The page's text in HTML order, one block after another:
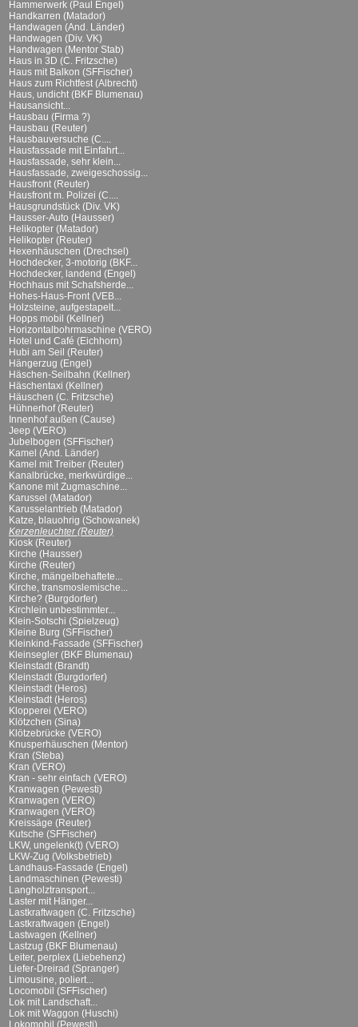
Hammerwerk (Paul Engel)
Handkarren (Matador)
Handwagen (And. Länder)
Handwagen (Div. VK)
Handwagen (Mentor Stab)
Haus in 3D (C. Fritzsche)
Haus mit Balkon (SFFischer)
Haus zum Richtfest (Albrecht)
Haus, undicht (BKF Blumenau)
Hausansicht...
Hausbau (Firma ?)
Hausbau (Reuter)
Hausbauversuche (C....
Hausfassade mit Einfahrt...
Hausfassade, sehr klein...
Hausfassade, zweigeschossig...
Hausfront (Reuter)
Hausfront m. Polizei (C....
Hausgrundstück (Div. VK)
Hausser-Auto (Hausser)
Helikopter (Matador)
Helikopter (Reuter)
Hexenhäuschen (Drechsel)
Hochdecker, 3-motorig (BKF...
Hochdecker, landend (Engel)
Hochhaus mit Schafsherde...
Hohes-Haus-Front (VEB...
Holzsteine, aufgestapelt...
Hopps mobil (Kellner)
Horizontalbohrmaschine (VERO)
Hotel und Café (Eichhorn)
Hubi am Seil (Reuter)
Hängerzug (Engel)
Häschen-Seilbahn (Kellner)
Häschentaxi (Kellner)
Häuschen (C. Fritzsche)
Hühnerhof (Reuter)
Innenhof außen (Cause)
Jeep (VERO)
Jubelbogen (SFFischer)
Kamel (And. Länder)
Kamel mit Treiber (Reuter)
Kanalbrücke, merkwürdige...
Kanone mit Zugmaschine...
Karussel (Matador)
Karusselantrieb (Matador)
Katze, blauohrig (Schowanek)
Kerzenleuchter (Reuter)
Kiosk (Reuter)
Kirche (Hausser)
Kirche (Reuter)
Kirche, mängelbehaftete...
Kirche, transmoslemische...
Kirche? (Burgdorfer)
Kirchlein unbestimmter...
Klein-Sotschi (Spielzeug)
Kleine Burg (SFFischer)
Kleinkind-Fassade (SFFischer)
Kleinsegler (BKF Blumenau)
Kleinstadt (Brandt)
Kleinstadt (Burgdorfer)
Kleinstadt (Heros)
Kleinstadt (Heros)
Klopperei (VERO)
Klötzchen (Sina)
Klötzebrücke (VERO)
Knusperhäuschen (Mentor)
Kran (Steba)
Kran (VERO)
Kran - sehr einfach (VERO)
Kranwagen (Pewesti)
Kranwagen (VERO)
Kranwagen (VERO)
Kreissäge (Reuter)
Kutsche (SFFischer)
LKW, ungelenk(t) (VERO)
LKW-Zug (Volksbetrieb)
Landhaus-Fassade (Engel)
Landmaschinen (Pewesti)
Langholztransport...
Laster mit Hänger...
Lastkraftwagen (C. Fritzsche)
Lastkraftwagen (Engel)
Lastwagen (Kellner)
Lastzug (BKF Blumenau)
Leiter, perplex (Liebehenz)
Liefer-Dreirad (Spranger)
Limousine, poliert...
Locomobil (SFFischer)
Lok mit Landschaft...
Lok mit Waggon (Huschi)
Lokomobil (Pewesti)